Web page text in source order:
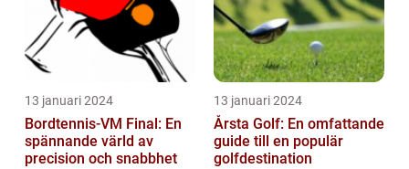
13 januari 2024
Bordtennis-VM Final: En
spännande värld av
precision och snabbhet
13 januari 2024
Årsta Golf: En omfattande
guide till en populär
golfdestination